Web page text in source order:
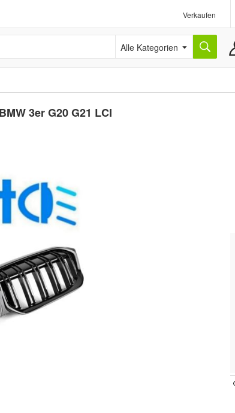
Verkaufen
Alle Kategorien
3er G20 G21 LCI